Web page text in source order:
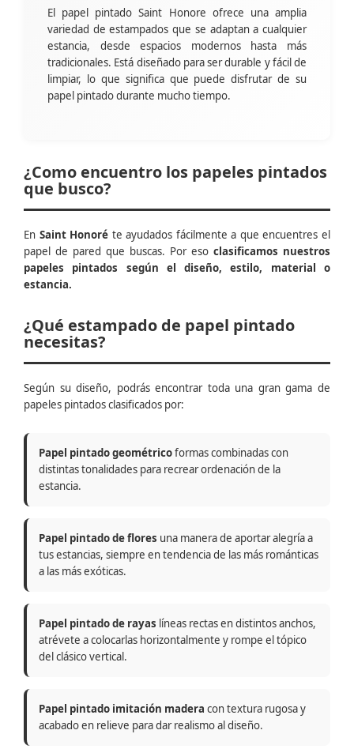
El papel pintado Saint Honore ofrece una amplia
variedad de estampados que se adaptan a cualquier
estancia, desde espacios modernos hasta más
tradicionales. Está diseñado para ser durable y fácil de
limpiar, lo que significa que puede disfrutar de su
papel pintado durante mucho tiempo.
¿Como encuentro los papeles pintados
que busco?
En Saint Honoré te ayudados fácilmente a que encuentres el
papel de pared que buscas. Por eso clasificamos nuestros
papeles pintados según el diseño, estilo, material o
estancia.
¿Qué estampado de papel pintado
necesitas?
Según su diseño, podrás encontrar toda una gran gama de
papeles pintados clasificados por:
Papel pintado geométricoformas combinadas con
distintas tonalidades para recrear ordenación de la
estancia.
Papel pintado de flores una manera de aportar alegría a
tus estancias, siempre en tendencia de las más románticas
a las más exóticas.
Papel pintado de rayas líneas rectas en distintos anchos,
atrévete a colocarlas horizontalmente y rompe el tópico
del clásico vertical.
Papel pintado imitación madera con textura rugosa y
acabado en relieve para dar realismo al diseño.